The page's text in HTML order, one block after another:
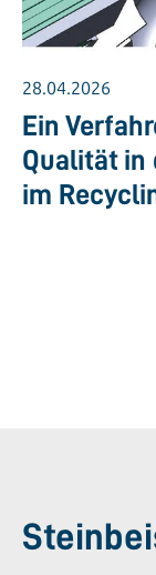
28.04.2026
Ein
Qualität in
im